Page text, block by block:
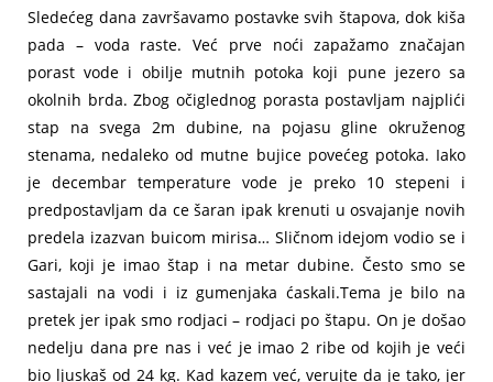
Sledećeg dana završavamo postavke svih štapova, dok kiša
pada – voda raste. Već prve noći zapažamo značajan
porast vode i obilje mutnih potoka koji pune jezero sa
okolnih brda. Zbog očiglednog porasta postavljam najplići
stap na svega 2m dubine, na pojasu gline okruženog
stenama, nedaleko od mutne bujice povećeg potoka. Iako
je decembar temperature vode je preko 10 stepeni i
predpostavljam da ce šaran ipak krenuti u osvajanje novih
predela izazvan buicom mirisa… Sličnom idejom vodio se i
Gari, koji je imao štap i na metar dubine. Često smo se
sastajali na vodi i iz gumenjaka ćaskali.Tema je bilo na
pretek jer ipak smo rodjaci – rodjaci po štapu. On je došao
nedelju dana pre nas i već je imao 2 ribe od kojih je veći
bio ljuskaš od 24 kg. Kad kazem već, verujte da je tako, jer